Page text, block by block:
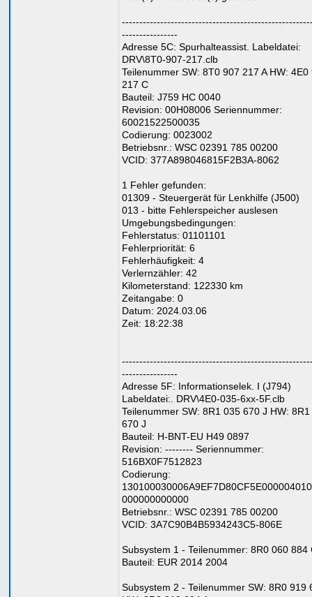
----------------
Adresse 5C: Spurhalteassist. Labeldatei:
DRV\8T0-907-217.clb
Teilenummer SW: 8T0 907 217 A HW: 4E0
217 C
Bauteil: J759 HC 0040
Revision: 00H08006 Seriennummer:
60021522500035
Codierung: 0023002
Betriebsnr.: WSC 02391 785 00200
VCID: 377A898046815F2B3A-8062
1 Fehler gefunden:
01309 - Steuergerät für Lenkhilfe (J500)
013 - bitte Fehlerspeicher auslesen
Umgebungsbedingungen:
Fehlerstatus: 01101101
Fehlerpriorität: 6
Fehlerhäufigkeit: 4
Verlernzähler: 42
Kilometerstand: 122330 km
Zeitangabe: 0
Datum: 2024.03.06
Zeit: 18:22:38
----------------
Adresse 5F: Informationselek. I (J794)
Labeldatei:. DRV\4E0-035-6xx-5F.clb
Teilenummer SW: 8R1 035 670 J HW:
670 J
Bauteil: H-BNT-EU H49 0897
Revision: -------- Seriennummer:
516BX0F7512823
Codierung:
000000000000
Betriebsnr.: WSC 02391 785 00200
VCID: 3A7C90B4B5934243C5-806E
Subsystem 1 - Teilenummer: 8R0 060 884
Bauteil: EUR 2014 2004
Subsystem 2 - Teilenummer SW: 8R0 919